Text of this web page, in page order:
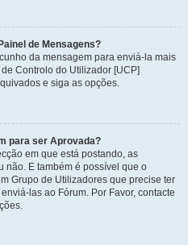
de Mensagens?
da mensagem para enviá-la mais
Controlo do Utilizador [UCP]
e siga as opções.
para ser Aprovada?
em que está postando, as
não. E também é possível que o
Grupo de Utilizadores que precise ter
las ao Fórum. Por Favor, contacte